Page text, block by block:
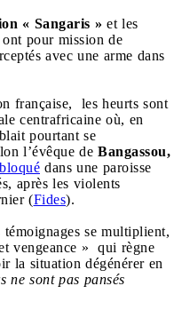
« Sangaris » et les
pour mission de
avec une arme dans
française, les heurts sont
centrafricaine où, en
pourtant se
l’évêque de Bangassou,
bloqué dans une paroisse
après les violents
(Fides).
se multiplient,
vengeance » qui règne
la situation dégénérer en
ne sont pas pansés